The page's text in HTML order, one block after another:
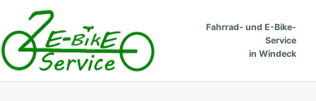
Fahrrad- und E-Bike-
Service
in Windeck